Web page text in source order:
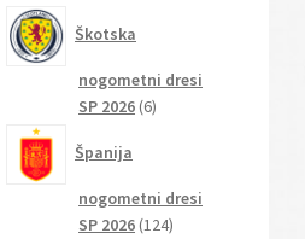
Škotska
nogometni dresi
SP 2026 66
Španija
nogometni dresi
SP 2026 124124